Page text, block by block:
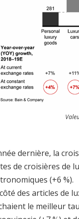
dernière, la
de croisières de
(+6 %).
des articles de
le meilleur